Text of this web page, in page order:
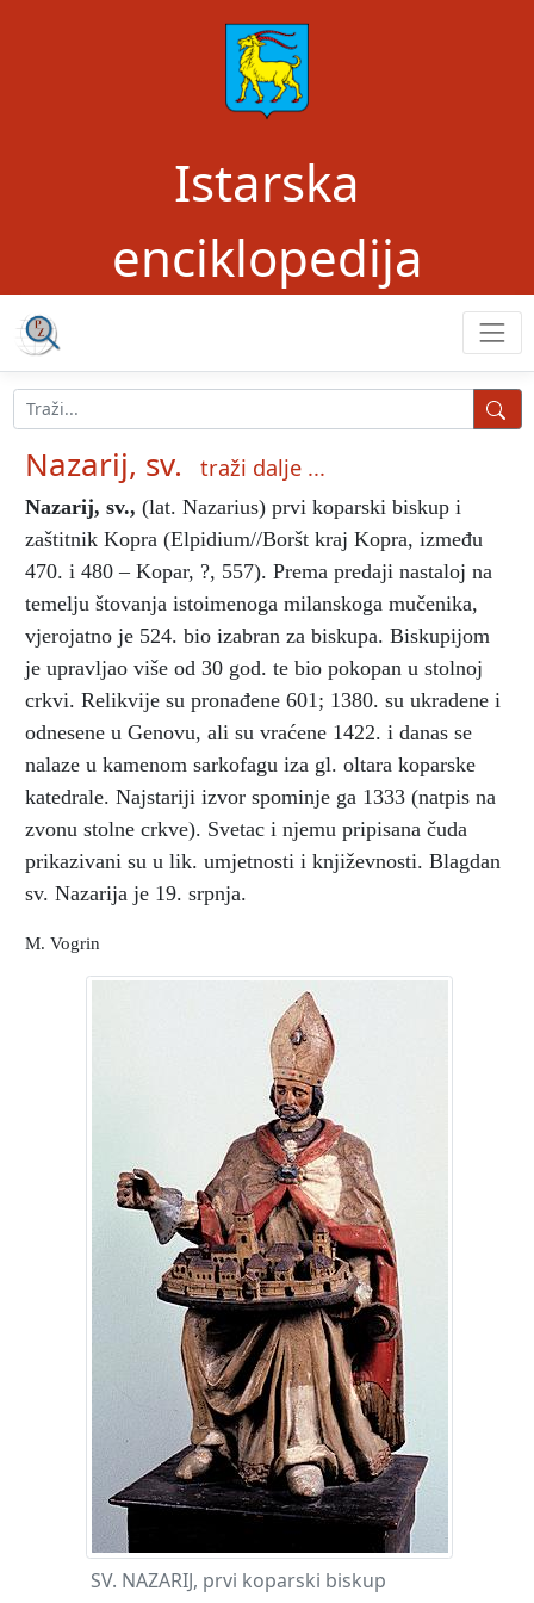
Istarska
enciklopedija
Nazarij, sv. traži dalje ...
Nazarij, sv., (lat. Nazarius) prvi koparski biskup i
zaštitnik Kopra (Elpidium//Boršt kraj Kopra, između
470. i 480 – Kopar, ?, 557). Prema predaji nastaloj na
temelju štovanja istoimenoga milanskoga mučenika,
vjerojatno je 524. bio izabran za biskupa. Biskupijom
je upravljao više od 30 god. te bio pokopan u stolnoj
crkvi. Relikvije su pronađene 601; 1380. su ukradene i
odnesene u Genovu, ali su vraćene 1422. i danas se
nalaze u kamenom sarkofagu iza gl. oltara koparske
katedrale. Najstariji izvor spominje ga 1333 (natpis na
zvonu stolne crkve). Svetac i njemu pripisana čuda
prikazivani su u lik. umjetnosti i književnosti. Blagdan
sv. Nazarija je 19. srpnja.
M. Vogrin
SV. NAZARIJ, prvi koparski biskup